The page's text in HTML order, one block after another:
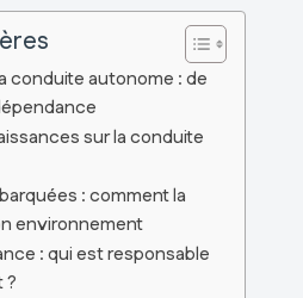
conduite autonome : de
sur la conduite
: comment la
environnement
: qui est responsable
?